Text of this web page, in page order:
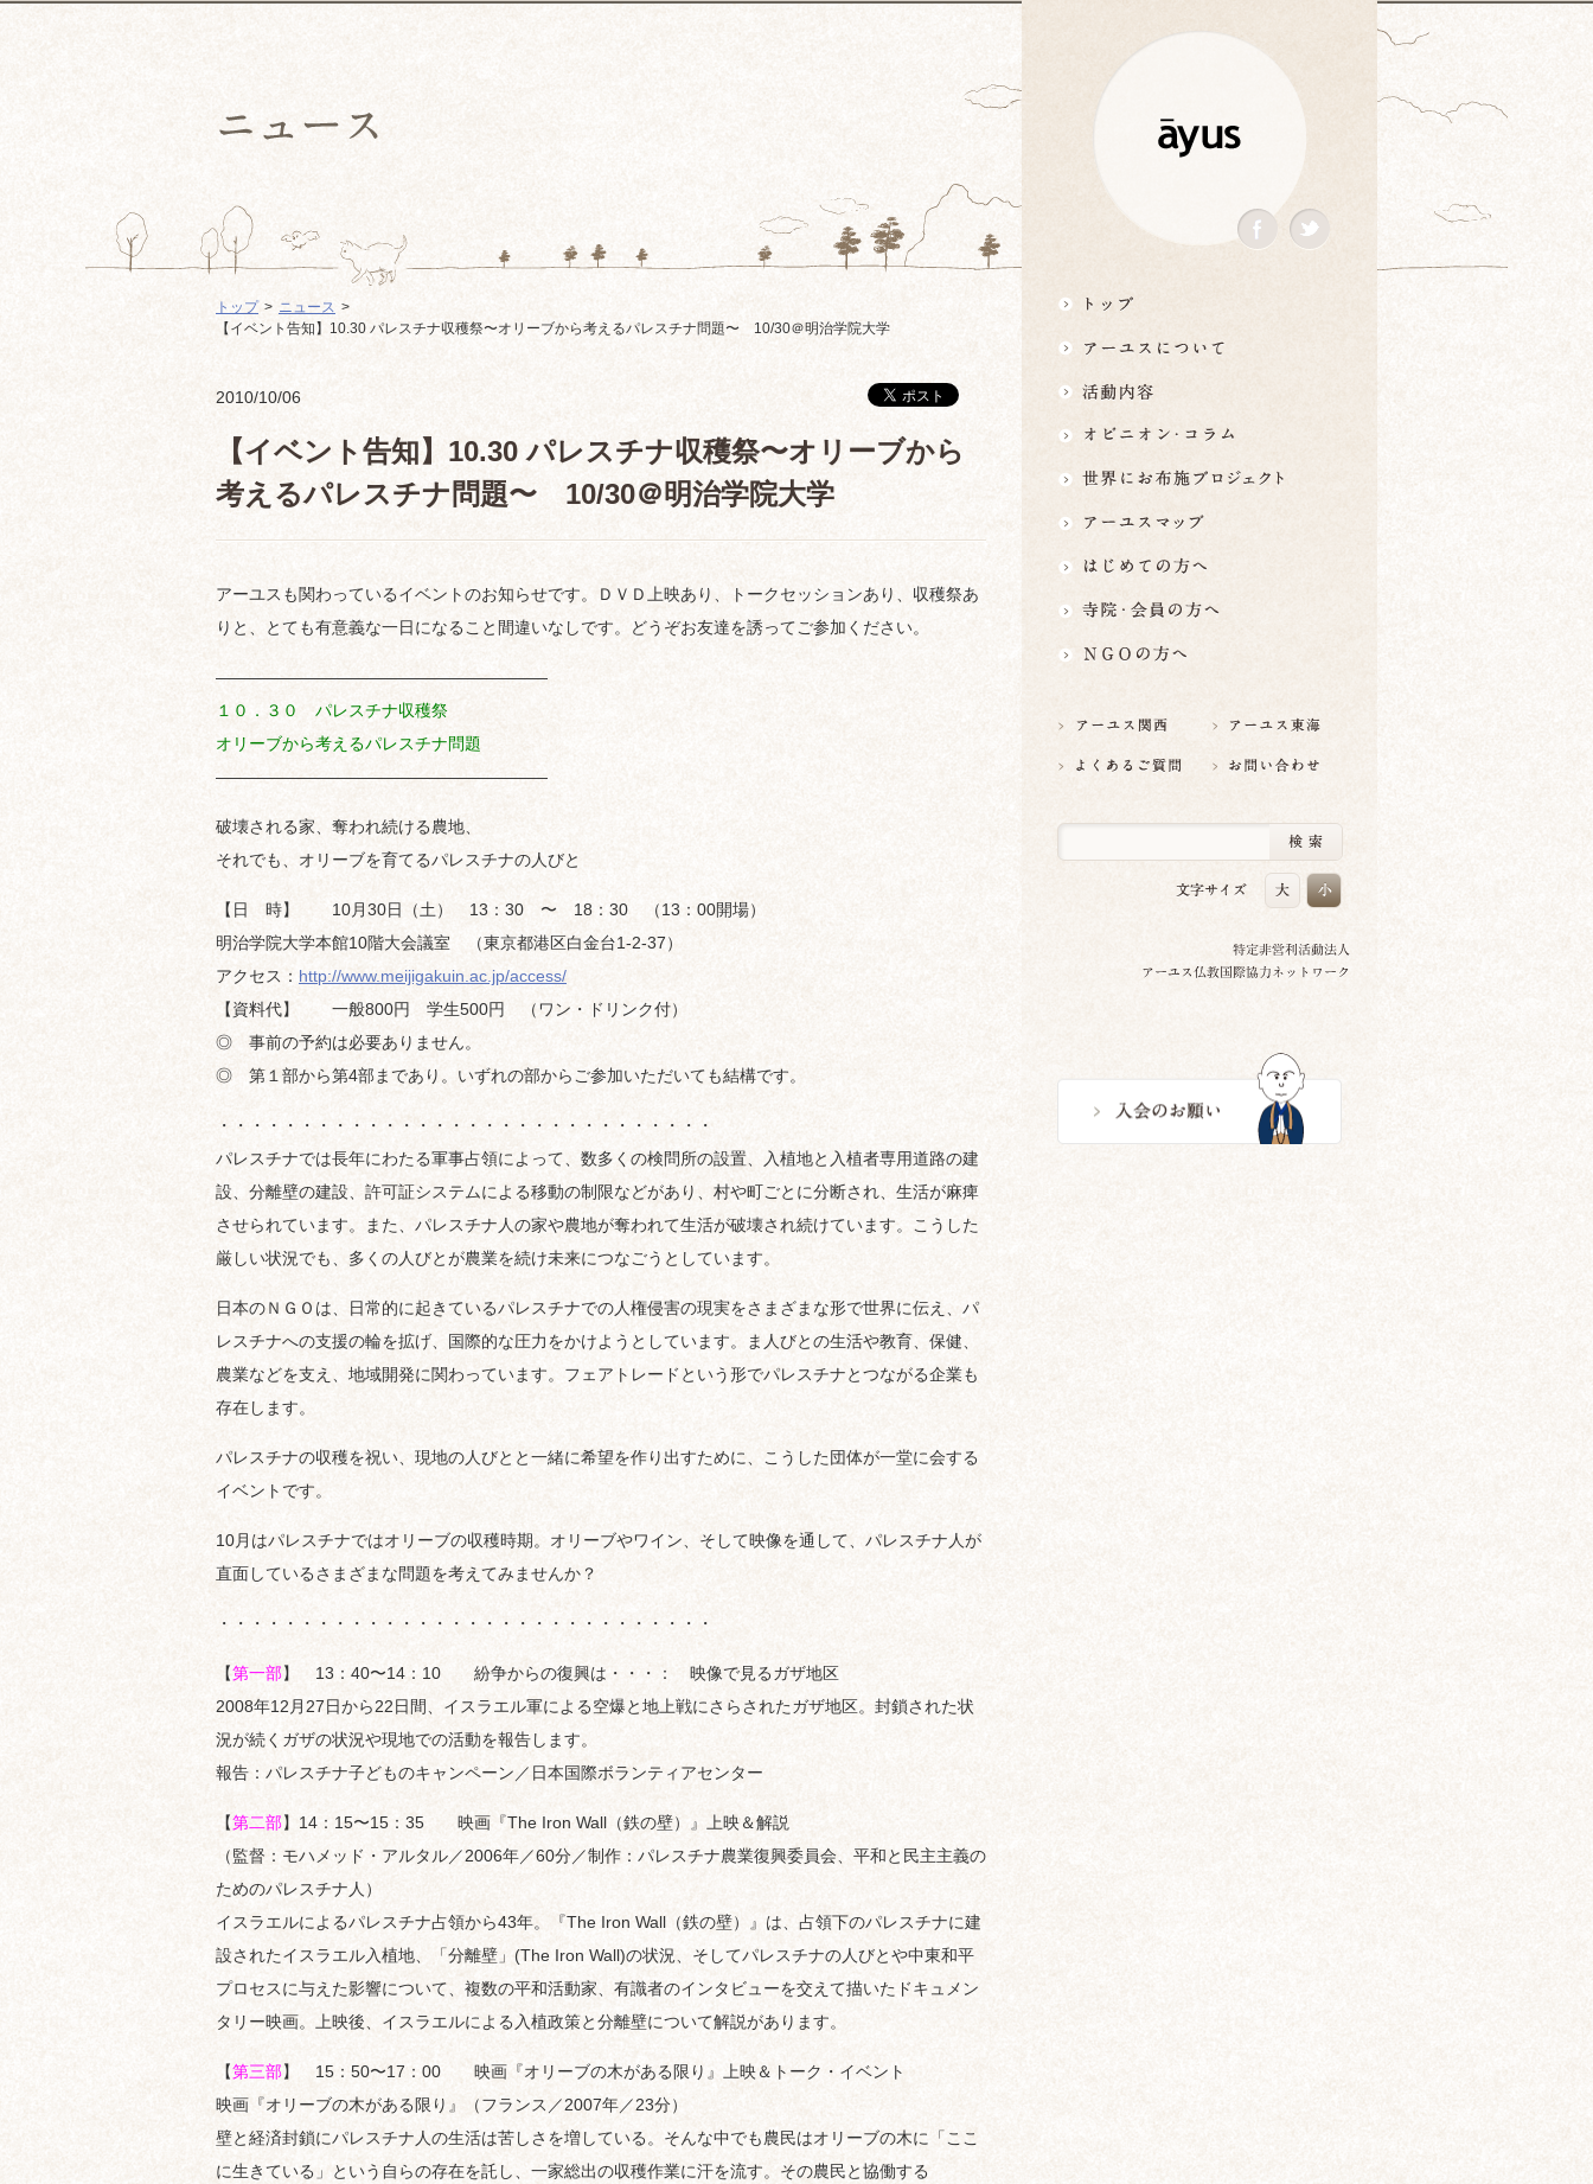
トップ
ニュース
【イベント告知】10.30 パレスチナ収穫祭〜オリーブから考えるパレスチナ問題〜 10/30＠明治学院大学
2010/10/06
【イベント告知】10.30 パレスチナ収穫祭〜オリーブから
考えるパレスチナ問題〜 10/30＠明治学院大学
アーユスも関わっているイベントのお知らせです。ＤＶＤ上映あり、トークセッションあり、収穫祭あ
りと、とても有意義な一日になること間違いなしです。どうぞお友達を誘ってご参加ください。
————————————————————
１０．３０ パレスチナ収穫祭
オリーブから考えるパレスチナ問題
————————————————————
破壊される家、奪われ続ける農地、
それでも、オリーブを育てるパレスチナの人びと
【日 時】 10月30日（土） 13：30 〜 18：30 （13：00開場）
明治学院大学本館10階大会議室 （東京都港区白金台1-2-37）
アクセス： http://www.meijigakuin.ac.jp/access/
【資料代】 一般800円 学生500円 （ワン・ドリンク付）
◎ 事前の予約は必要ありません。
◎ 第１部から第4部まであり。いずれの部からご参加いただいても結構です。
・・・・・・・・・・・・・・・・・・・・・・・・・・・・・・
パレスチナでは長年にわたる軍事占領によって、数多くの検問所の設置、入植地と入植者専用道路の建
設、分離壁の建設、許可証システムによる移動の制限などがあり、村や町ごとに分断され、生活が麻痺
させられています。また、パレスチナ人の家や農地が奪われて生活が破壊され続けています。こうした
厳しい状況でも、多くの人びとが農業を続け未来につなごうとしています。
日本のＮＧＯは、日常的に起きているパレスチナでの人権侵害の現実をさまざまな形で世界に伝え、パ
レスチナへの支援の輪を拡げ、国際的な圧力をかけようとしています。ま人びとの生活や教育、保健、
農業などを支え、地域開発に関わっています。フェアトレードという形でパレスチナとつながる企業も
存在します。
パレスチナの収穫を祝い、現地の人びとと一緒に希望を作り出すために、こうした団体が一堂に会する
イベントです。
10月はパレスチナではオリーブの収穫時期。オリーブやワイン、そして映像を通して、パレスチナ人が
直面しているさまざまな問題を考えてみませんか？
・・・・・・・・・・・・・・・・・・・・・・・・・・・・・・
【第一部】 13：40〜14：10 紛争からの復興は・・・： 映像で見るガザ地区
2008年12月27日から22日間、イスラエル軍による空爆と地上戦にさらされたガザ地区。封鎖された状
況が続くガザの状況や現地での活動を報告します。
報告：パレスチナ子どものキャンペーン／日本国際ボランティアセンター
【第二部】14：15〜15：35 映画『The Iron Wall（鉄の壁）』上映＆解説
（監督：モハメッド・アルタル／2006年／60分／制作：パレスチナ農業復興委員会、平和と民主主義の
ためのパレスチナ人）
イスラエルによるパレスチナ占領から43年。『The Iron Wall（鉄の壁）』は、占領下のパレスチナに建
設されたイスラエル入植地、「分離壁」(The Iron Wall)の状況、そしてパレスチナの人びとや中東和平
プロセスに与えた影響について、複数の平和活動家、有識者のインタビューを交えて描いたドキュメン
タリー映画。上映後、イスラエルによる入植政策と分離壁について解説があります。
【第三部】 15：50〜17：00 映画『オリーブの木がある限り』上映＆トーク・イベント
映画『オリーブの木がある限り』（フランス／2007年／23分）
壁と経済封鎖にパレスチナ人の生活は苦しさを増している。そんな中でも農民はオリーブの木に「ここ
に生きている」という自らの存在を託し、一家総出の収穫作業に汗を流す。その農民と協働する